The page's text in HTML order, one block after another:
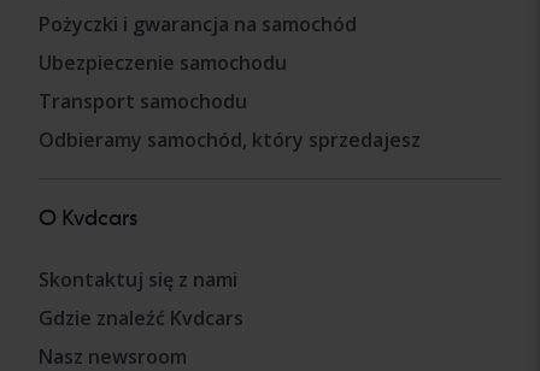
Pożyczki i gwarancja na samochód
Ubezpieczenie samochodu
Transport samochodu
Odbieramy samochód, który sprzedajesz
O Kvdcars
Skontaktuj się z nami
Gdzie znaleźć Kvdcars
Nasz newsroom